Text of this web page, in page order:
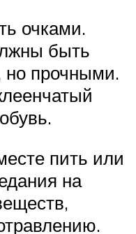
очками.
быть
но прочными.
пить или
на